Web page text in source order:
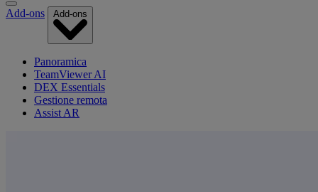
Add-ons Add-ons
Panoramica
TeamViewer AI
DEX Essentials
Gestione remota
Assist AR